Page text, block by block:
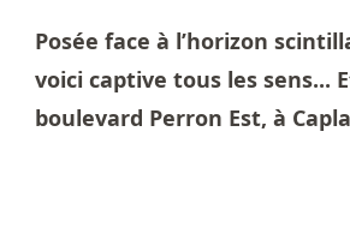
Posée face à l’horizon
voici captive tous les sens...
boulevard Perron Est, à